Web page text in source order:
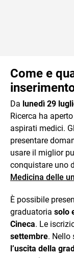
Come e
Da lunedì 29
Ricerca ha
aspirati medici.
presentare
usare il miglior
conquistare uno
Medicina delle
È possibile
graduatoria solo
Cineca. Le
settembre. Nello
l’uscita della